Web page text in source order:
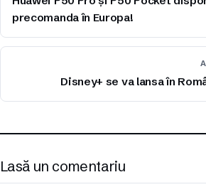
precomanda în Europa!
Disney+ se va lansa în
Lasă un comentariu